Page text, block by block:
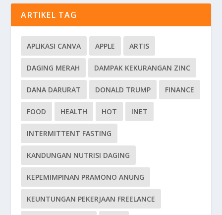
ARTIKEL TAG
APLIKASI CANVA APPLE ARTIS
DAGING MERAH DAMPAK KEKURANGAN ZINC
DANA DARURAT DONALD TRUMP FINANCE
FOOD HEALTH HOT INET
INTERMITTENT FASTING
KANDUNGAN NUTRISI DAGING
KEPEMIMPINAN PRAMONO ANUNG
KEUNTUNGAN PEKERJAAN FREELANCE